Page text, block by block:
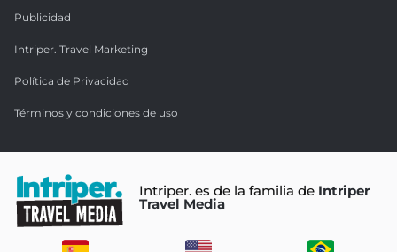
Publicidad
Intriper. Travel Marketing
Política de Privacidad
Términos y condiciones de uso
Intriper. es de la familia de Intriper
Travel Media